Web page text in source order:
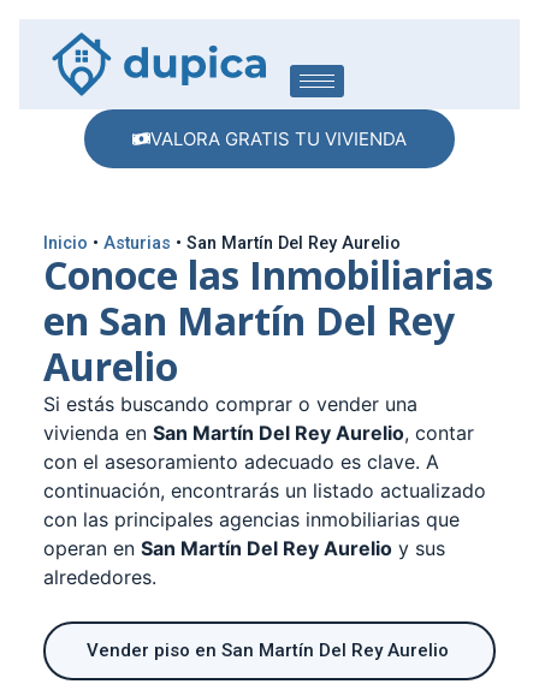
VALORA GRATIS TU VIVIENDA
Inicio • Asturias • San Martín Del Rey Aurelio
Conoce las Inmobiliarias
en San Martín Del Rey
Aurelio
Si estás buscando comprar o vender una
vivienda en San Martín Del Rey Aurelio, contar
con el asesoramiento adecuado es clave. A
continuación, encontrarás un listado actualizado
con las principales agencias inmobiliarias que
operan en San Martín Del Rey Aurelio y sus
alrededores.
Vender piso en San Martín Del Rey Aurelio